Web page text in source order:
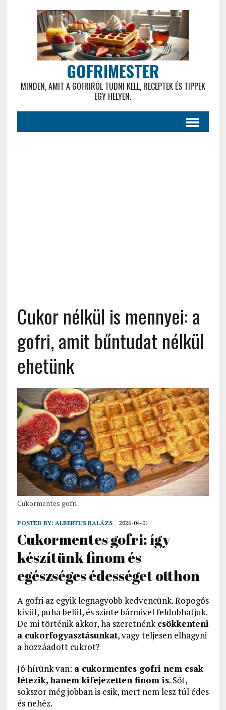
GOFRIMESTER
MINDEN, AMIT A GOFRIRÓL TUDNI KELL, RECEPTEK ÉS TIPPEK
EGY HELYEN.
Cukor nélkül is mennyei: a
gofri, amit bűntudat nélkül
ehetünk
Cukormentes gofri
POSTED BY: ALBERTUS BALÁZS 2026-04-01
Cukormentes gofri: így
készítünk finom és
egészséges édességet otthon
A gofri az egyik legnagyobb kedvencünk. Ropogós
kívül, puha belül, és szinte bármivel feldobhatjuk.
De mi történik akkor, ha szeretnénkcsökkenteni
a cukorfogyasztásunkat, vagy teljesen elhagyni
a hozzáadott cukrot?
Jó hírünk van: a cukormentes gofri nem csak
létezik, hanem kifejezetten finom is. Sőt,
sokszor még jobban is esik, mert nem lesz túl édes
és nehéz.